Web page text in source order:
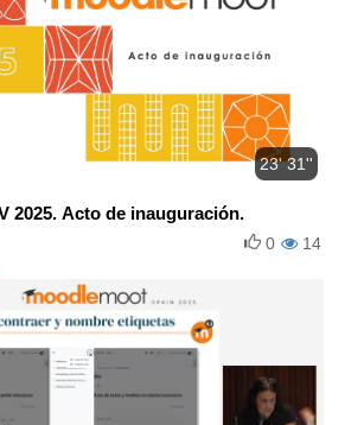
23' 31''
2025. Acto de inauguración.
14
0